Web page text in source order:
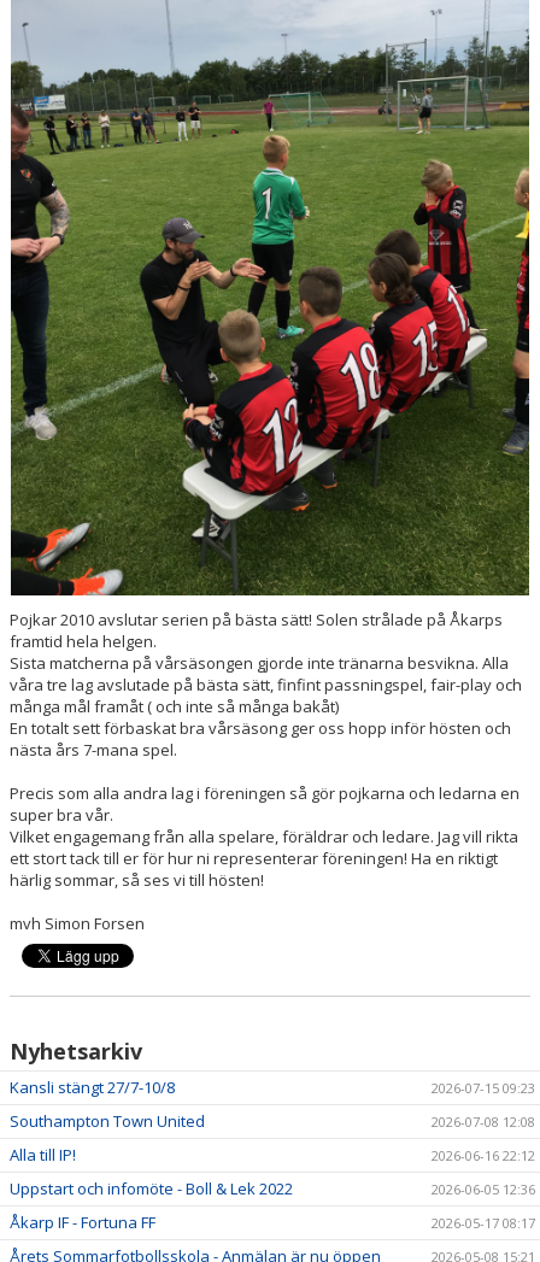
Pojkar 2010 avslutar serien på bästa sätt! Solen strålade på Åkarps
framtid hela helgen.
Sista matcherna på vårsäsongen gjorde inte tränarna besvikna. Alla
våra tre lag avslutade på bästa sätt, finfint passningspel, fair-play och
många mål framåt ( och inte så många bakåt)
En totalt sett förbaskat bra vårsäsong ger oss hopp inför hösten och
nästa års 7-mana spel.
Precis som alla andra lag i föreningen så gör pojkarna och ledarna en
super bra vår.
Vilket engagemang från alla spelare, föräldrar och ledare. Jag vill rikta
ett stort tack till er för hur ni representerar föreningen! Ha en riktigt
härlig sommar, så ses vi till hösten!
mvh Simon Forsen
Nyhetsarkiv
Kansli stängt 27/7-10/8 2026-07-15 09:23
Southampton Town United 2026-07-08 12:08
Alla till IP! 2026-06-16 22:12
Uppstart och infomöte - Boll & Lek 2022 2026-06-05 12:36
Åkarp IF - Fortuna FF 2026-05-17 08:17
Årets Sommarfotbollsskola - Anmälan är nu öppen 2026-05-08 15:21